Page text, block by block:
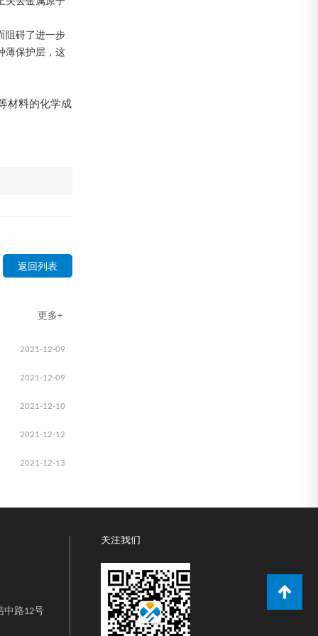
阻碍了进一步
薄保护层，这
材料的化学成
返回列表
更多+
2021-12-09
2021-12-09
2021-12-10
2021-12-12
2021-12-13
中路12号
关注我们